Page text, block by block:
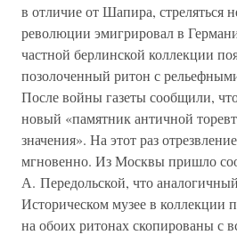
в отличие от Шапира, стреляться
революции эмигрировал в
частной берлинской коллекции
позолоченный ритон с
После войны газеты сообщили,
новый «памятник античной
значения». На этот раз
мгновенно. Из Москвы пришло
А. Передольской, что
Историческом музее в коллекции
на обоих ритонах скопированы с